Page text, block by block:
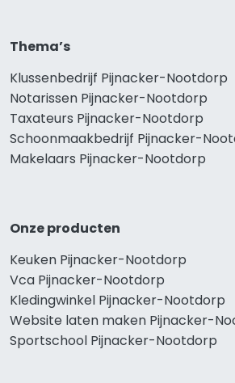
Thema’s
Klussenbedrijf Pijnacker-Nootdorp
Notarissen Pijnacker-Nootdorp
Taxateurs Pijnacker-Nootdorp
Schoonmaakbedrijf Pijnacker-
Makelaars Pijnacker-Nootdorp
Onze producten
Keuken Pijnacker-Nootdorp
Vca Pijnacker-Nootdorp
Kledingwinkel Pijnacker-Nootdorp
Website laten maken Pijnacker-
Sportschool Pijnacker-Nootdorp